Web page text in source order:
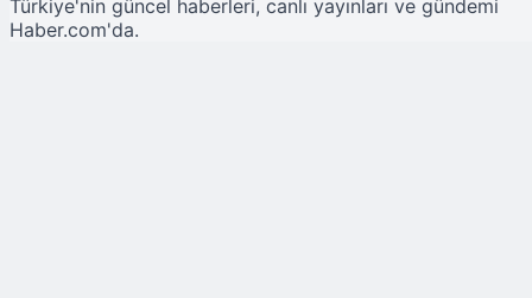
Türkiye'nin güncel haberleri, canlı yayınları ve gündemi
Haber.com'da.